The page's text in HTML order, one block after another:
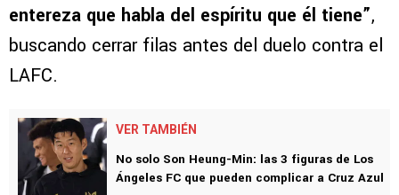
entereza que habla del espíritu que él tiene”,
buscando cerrar filas antes del duelo contra el
LAFC.
VER TAMBIÉN
No solo Son Heung-Min: las 3 figuras de Los
Ángeles FC que pueden complicar a Cruz Azul